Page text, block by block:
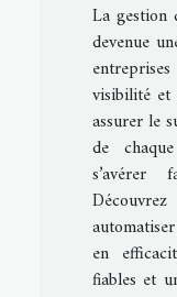
La gestion
devenue
visibilité et
assurer le
de
s’avérer
en
fiables et